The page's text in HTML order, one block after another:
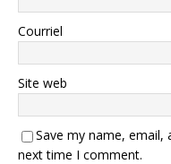
Courriel
Site web
Save my name,
next time I comment.